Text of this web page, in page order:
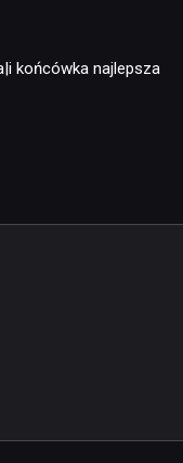
końcówka najlepsza